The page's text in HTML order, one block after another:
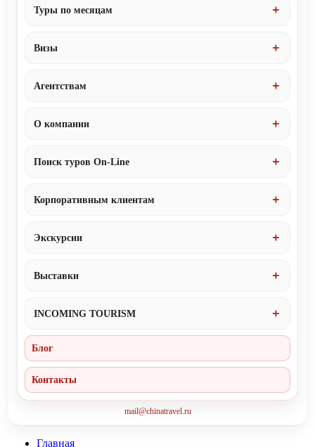
Туры по месяцам
Визы
Агентствам
О компании
Поиск туров On-Line
Корпоративным клиентам
Экскурсии
Выставки
INCOMING TOURISM
Блог
Контакты
mail@chinatravel.ru
Главная